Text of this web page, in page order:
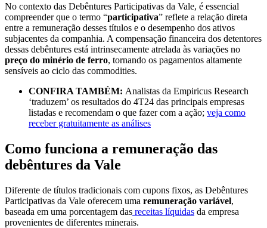
No contexto das Debêntures Participativas da Vale, é essencial
compreender que o termo “participativa” reflete a relação direta
entre a remuneração desses títulos e o desempenho dos ativos
subjacentes da companhia. A compensação financeira dos detentores
dessas debêntures está intrinsecamente atrelada às variações no
preço do minério de ferro, tornando os pagamentos altamente
sensíveis ao ciclo das commodities.
CONFIRA TAMBÉM: Analistas da Empiricus Research
‘traduzem’ os resultados do 4T24 das principais empresas
listadas e recomendam o que fazer com a ação; veja como
receber gratuitamente as análises
Como funciona a remuneração das
debêntures da Vale
Diferente de títulos tradicionais com cupons fixos, as Debêntures
Participativas da Vale oferecem uma remuneração variável,
baseada em uma porcentagem das receitas líquidas da empresa
provenientes de diferentes minerais.